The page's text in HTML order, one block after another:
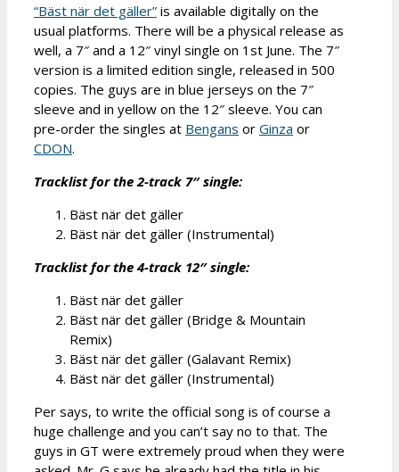
“Bäst när det gäller” is available digitally on the
usual platforms. There will be a physical release as
well, a 7″ and a 12″ vinyl single on 1st June. The 7″
version is a limited edition single, released in 500
copies. The guys are in blue jerseys on the 7″
sleeve and in yellow on the 12″ sleeve. You can
pre-order the singles at Bengans or Ginza or
CDON.
Tracklist for the 2-track 7″ single:
Bäst när det gäller
Bäst när det gäller (Instrumental)
Tracklist for the 4-track 12″ single:
Bäst när det gäller
Bäst när det gäller (Bridge & Mountain
Remix)
Bäst när det gäller (Galavant Remix)
Bäst när det gäller (Instrumental)
Per says, to write the official song is of course a
huge challenge and you can’t say no to that. The
guys in GT were extremely proud when they were